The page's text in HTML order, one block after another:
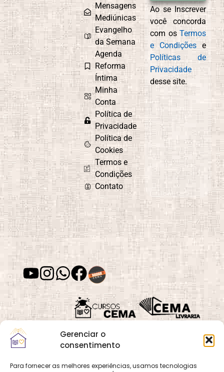
Gerenciar o
consentimento
Para fornecer as melhores experiências, usamos tecnologias
Compaixão
Conexão com
Deus
Controle
Emocional
Cordel
Espírita
Culto do
Evangelho no
Lar
Curiosidade e
Aprendizado
Depressão
Desafios e
Superação
Desenvolvimento
de Habilidades
Desenvolvimento
Espiritual
Desenvolvimento
Moral
Mensagens
Mediúnicas
Evangelho
da Semana
Agenda
Reforma
Íntima
Minha
Conta
Política de
Privacidade
Política de
Cookies
Termos e
Condições
Contato
Ao se Inscrever
você concorda
com osTermos
e Condições e
Políticas de
Privacidade
desse site.